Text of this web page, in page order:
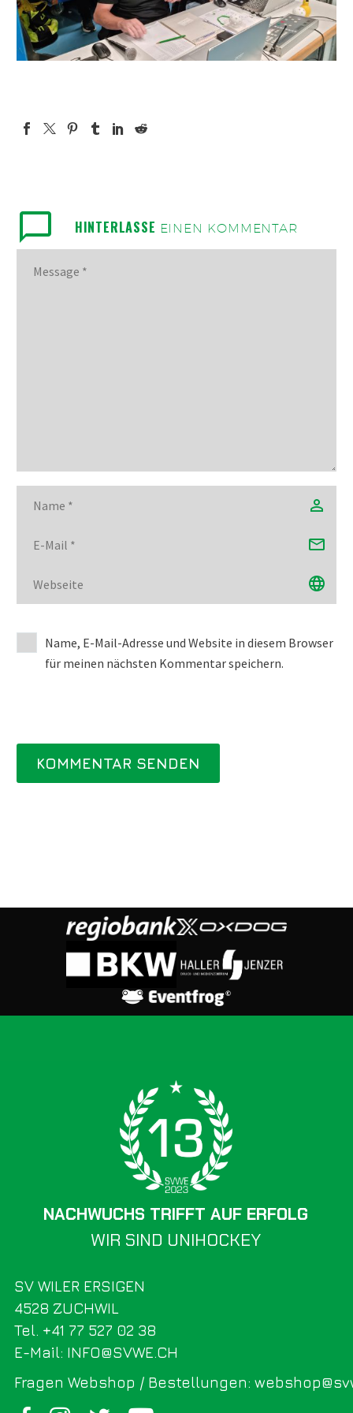
HINTERLASSE EINEN KOMMENTAR
Name, E-Mail-Adresse und Website in diesem Browser
für meinen nächsten Kommentar speichern.
KOMMENTAR SENDEN
SV WILER ERSIGEN
Fragen Webshop / Bestellungen:
4528 ZUCHWIL
Tel. +41 77 527 02 38
E-Mail: INFO@SVWE.CH
WIR SIND UNIHOCKEY
NACHWUCHS TRIFFT AUF ERFOLG